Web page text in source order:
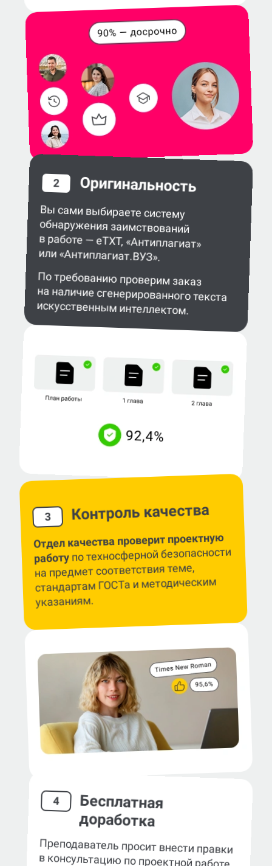
2 Оригинальность
Вы сами выбираете систему
обнаружения заимствований
в работе — eTXT, «Антиплагиат»
или «Антиплагиат.ВУЗ».
По требованию проверим заказ
на наличие сгенерированного текста
искусственным интеллектом.
3 Контроль качества
Отдел качества проверит проектную
работупо техносферной безопасности
на предмет соответствия теме,
стандартам ГОСТа и методическим
указаниям.
4 Бесплатная
доработка
Преподаватель просит внести правки
в консультацию по проектной работе